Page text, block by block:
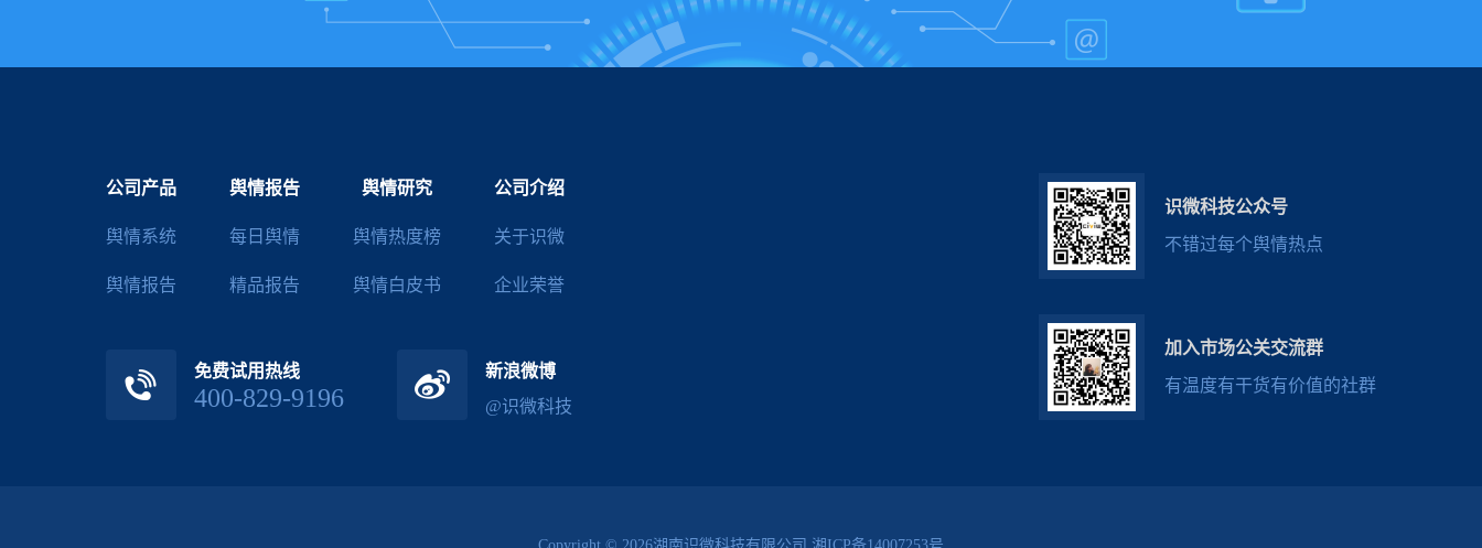
公司产品
舆情系统
舆情报告
舆情报告
每日舆情
精品报告
舆情研究
舆情热度榜
舆情白皮书
公司介绍
关于识微
企业荣誉
免费试用热线
400-829-9196
新浪微博
@识微科技
识微科技公众号
不错过每个舆情热点
加入市场公关交流群
有温度有干货有价值的社群